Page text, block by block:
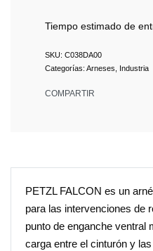
Tiempo estimado de
C038DA00
Categorías: Arneses Industria
COMPARTIR
PETZL FALCON es un
para las intervenciones de
punto de enganche ventral
carga entre el cinturón y